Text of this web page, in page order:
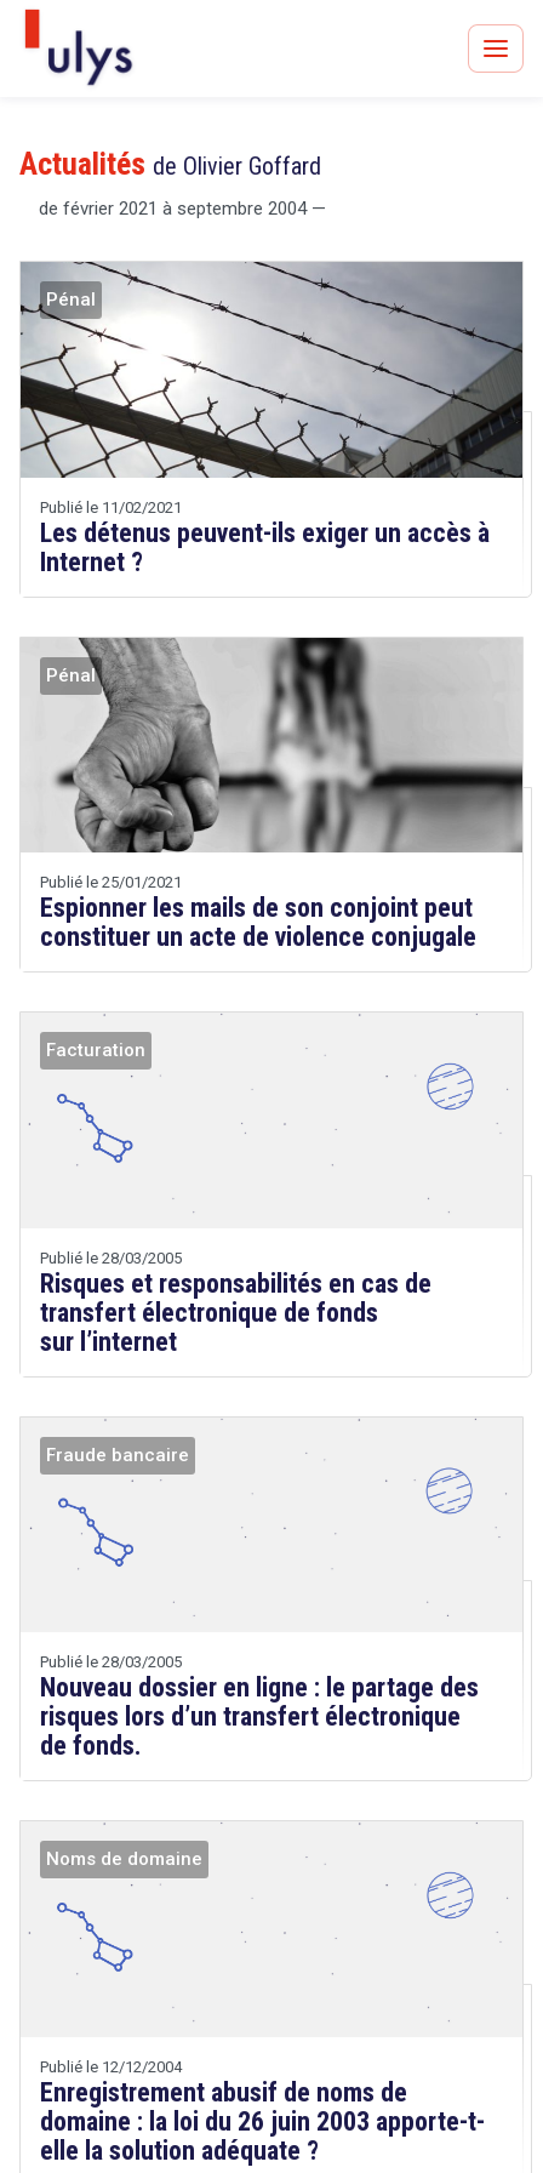
Avocats à Paris & Bruxelles
Un procès en vue ?
Tout sur le droit de l'innovation
Rechercher
CONTACT
Actualités de Olivier Goffard
de février 2021 à septembre 2004 —
Pénal
Publié le 11/02/2021
Les détenus peuvent-ils exiger un accès à
Internet ?
Droit
Technologies
Etienne
Pénal
Publié le 25/01/2021
Espionner les mails de son conjoint peut
constituer un acte de violence conjugale
Facturation
Publié le 28/03/2005
Risques et responsabilités en cas de
transfert électronique de fonds
sur l’internet
Droit
Technologies
Fraude bancaire
Publié le 28/03/2005
Nouveau dossier en ligne : le partage des
risques lors d’un transfert électronique
de fonds.
Droit
Technologies
Noms de domaine
Publié le 12/12/2004
Enregistrement abusif de noms de
domaine : la loi du 26 juin 2003 apporte-t-
elle la solution adéquate ?